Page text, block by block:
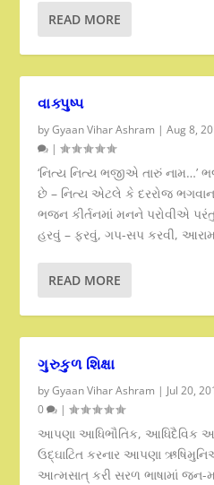
READ MORE
વાક્પુષ્પ
byGyaan Vihar Ashram |Aug 8,
|
‘નિત્ય નિત્ય ભજીએ તારું
છે – નિત્ય એટલે કે દરરોજ
ભજન કીર્તનમાં મનને પરોવીએ
હરવું – ફરવું, ગપ-સપ કરવી,
READ MORE
ગુરુકુળ શિક્ષા
byGyaan Vihar Ashram | Jul 20,
0
|
આપણા આધિભૌતિક, આધિદૈવિક
ઉદ્ઘાટિત કરનાર આપણા
આત્મસાત્ કરી સરળ ભાષામાં જન-